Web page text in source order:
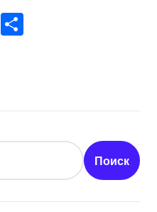
Odnoklassniki
Поиск